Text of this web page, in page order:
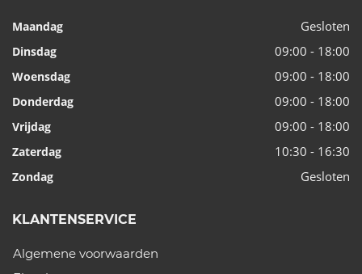
Maandag Gesloten
Dinsdag 09:00 - 18:00
Woensdag 09:00 - 18:00
Donderdag 09:00 - 18:00
Vrijdag 09:00 - 18:00
Zaterdag 10:30 - 16:30
Zondag Gesloten
KLANTENSERVICE
Algemene voorwaarden